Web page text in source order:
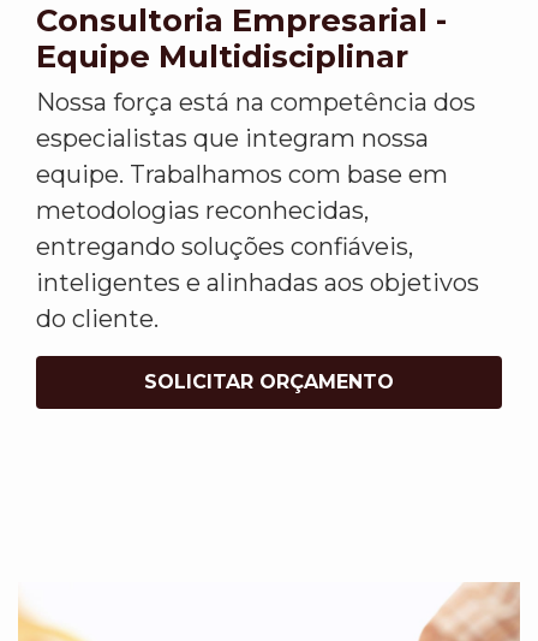
Consultoria Empresarial -
Equipe Multidisciplinar
Nossa força está na competência dos
especialistas que integram nossa
equipe. Trabalhamos com base em
metodologias reconhecidas,
entregando soluções confiáveis,
inteligentes e alinhadas aos objetivos
do cliente.
SOLICITAR ORÇAMENTO